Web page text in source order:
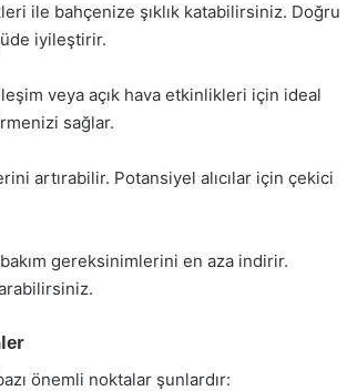
ile bahçenize şıklık katabilirsiniz. Doğru
iyileştirir.
veya açık hava etkinlikleri için ideal
sağlar.
artırabilir. Potansiyel alıcılar için çekici
gereksinimlerini en aza indirir.
önemli noktalar şunlardır: